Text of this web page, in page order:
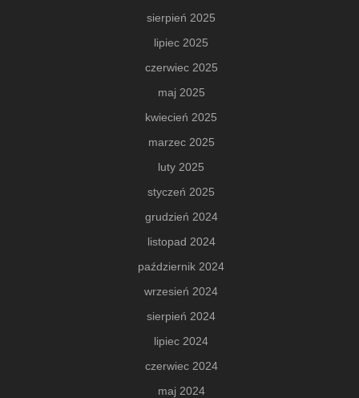
sierpień 2025
lipiec 2025
czerwiec 2025
maj 2025
kwiecień 2025
marzec 2025
luty 2025
styczeń 2025
grudzień 2024
listopad 2024
październik 2024
wrzesień 2024
sierpień 2024
lipiec 2024
czerwiec 2024
maj 2024